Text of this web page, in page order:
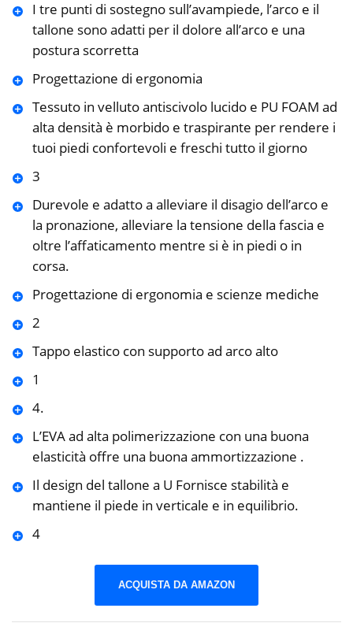
I tre punti di sostegno sull’avampiede, l’arco e il
tallone sono adatti per il dolore all’arco e una
postura scorretta
Progettazione di ergonomia
Tessuto in velluto antiscivolo lucido e PU FOAM ad
alta densità è morbido e traspirante per rendere i
tuoi piedi confortevoli e freschi tutto il giorno
3
Durevole e adatto a alleviare il disagio dell’arco e
la pronazione, alleviare la tensione della fascia e
oltre l’affaticamento mentre si è in piedi o in
corsa.
Progettazione di ergonomia e scienze mediche
2
Tappo elastico con supporto ad arco alto
1
4.
L’EVA ad alta polimerizzazione con una buona
elasticità offre una buona ammortizzazione .
Il design del tallone a U Fornisce stabilità e
mantiene il piede in verticale e in equilibrio.
4
ACQUISTA DA AMAZON